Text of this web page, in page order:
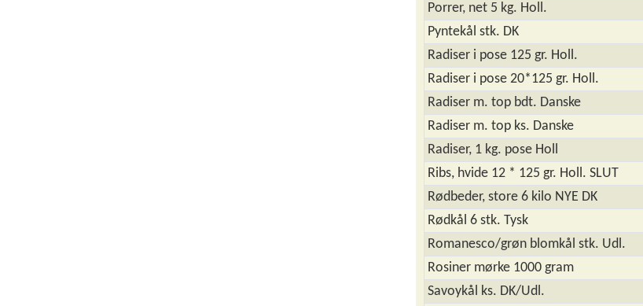
Porrer, net 5 kg. Holl.
Pyntekål stk. DK
Radiser i pose 125 gr. Holl.
Radiser i pose 20*125 gr. Holl.
Radiser m. top bdt. Danske
Radiser m. top ks. Danske
Radiser, 1 kg. pose Holl
Ribs, hvide 12 * 125 gr. Holl. SLUT
Rødbeder, store 6 kilo NYE DK
Rødkål 6 stk. Tysk
Romanesco/grøn blomkål stk. Udl.
Rosiner mørke 1000 gram
Savoykål ks. DK/Udl.